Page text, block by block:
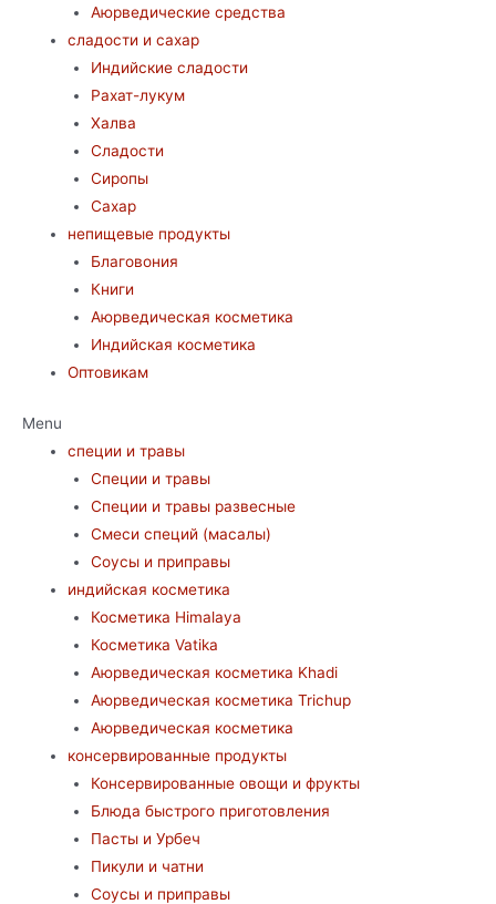
Аюрведические средства
сладости и сахар
Индийские сладости
Рахат-лукум
Халва
Сладости
Сиропы
Сахар
непищевые продукты
Благовония
Книги
Аюрведическая косметика
Индийская косметика
Оптовикам
Menu
специи и травы
Специи и травы
Специи и травы развесные
Смеси специй (масалы)
Соусы и приправы
индийская косметика
Косметика Himalaya
Косметика Vatika
Аюрведическая коcметика Khadi
Аюрведическая коcметика Trichup
Аюрведическая косметика
консервированные продукты
Консервированные овощи и фрукты
Блюда быстрого приготовления
Пасты и Урбеч
Пикули и чатни
Соусы и приправы